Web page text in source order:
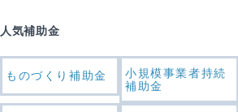
人気補助金
ものづくり補助金
小規模事業者持続
補助金